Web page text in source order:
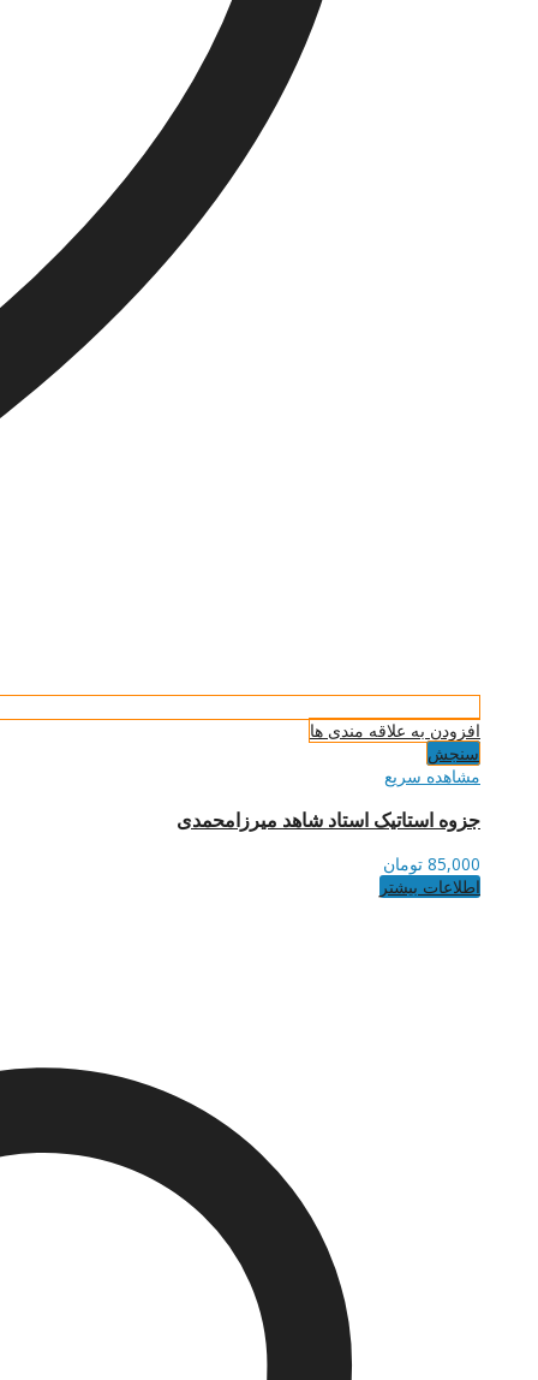
افزودن به علاقه مندی ها
سنجش
مشاهده سریع
جزوه استاتیک استاد شاهد میرزامحمدی
85,000 تومان
اطلاعات بیشتر